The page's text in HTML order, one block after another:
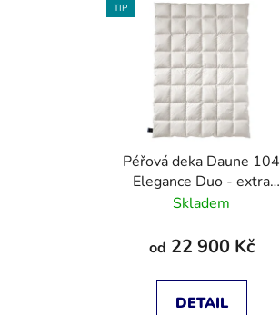
TIP
Péřová deka Daune 104
Elegance Duo - extra
teplá
Skladem
od 22 900 Kč
DETAIL